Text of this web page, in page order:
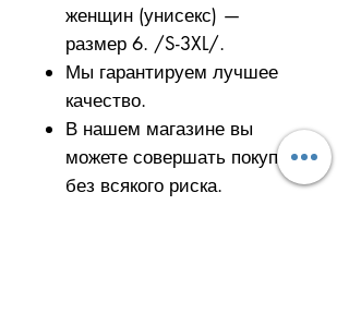
женщин (унисекс) —
размер 6. /S-3XL/.
Мы гарантируем лучшее
качество.
В нашем магазине вы
можете совершать покупки
без всякого риска.